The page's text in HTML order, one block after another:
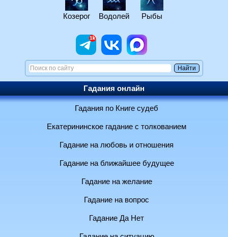
Козерог Водолей Рыбы
Гадания онлайн
Гадания по Книге судеб
Екатерининское гадание с толкованием
Гадание на любовь и отношения
Гадание на ближайшее будущее
Гадание на желание
Гадание на вопрос
Гадание Да Нет